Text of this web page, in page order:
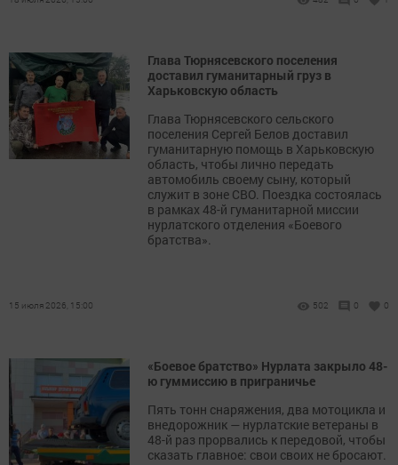
Глава Тюрнясевского поселения
доставил гуманитарный груз в
Харьковскую область
Глава Тюрнясевского сельского
поселения Сергей Белов доставил
гуманитарную помощь в Харьковскую
область, чтобы лично передать
автомобиль своему сыну, который
служит в зоне СВО. Поездка состоялась
в рамках 48-й гуманитарной миссии
нурлатского отделения «Боевого
братства».
15 июля 2026, 15:00 502 0 0
«Боевое братство» Нурлата закрыло 48-
ю гуммиссию в приграничье
Пять тонн снаряжения, два мотоцикла и
внедорожник — нурлатские ветераны в
48-й раз прорвались к передовой, чтобы
сказать главное: свои своих не бросают.